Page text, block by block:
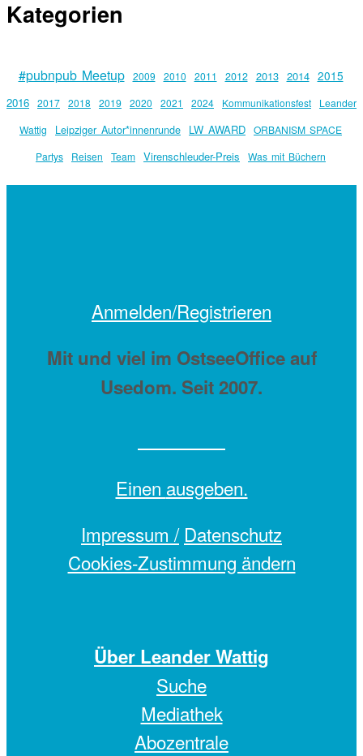
Kategorien
#pubnpub Meetup 2009 2010 2011 2012 2013 2014 2015
2016 2017 2018 2019 2020 2021 2024 Kommunikationsfest
Leander
Wattig
Leipziger Autor*innenrunde LW AWARD ORBANISM SPACE
Partys
Reisen Team Virenschleuder-Preis Was mit Büchern
Anmelden/Registrieren
Mit und viel im OstseeOffice auf
Usedom. Seit 2007.
Einen ausgeben.
Impressum / Datenschutz
Cookies-Zustimmung ändern
Über Leander Wattig
Suche
Mediathek
Abozentrale